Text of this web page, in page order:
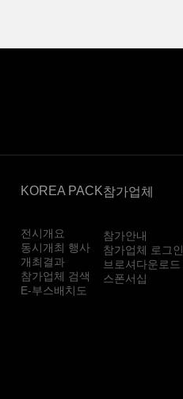
KOREA PACK
전시개요
동시개최 행사
개최결과
참가업체 검색
E-부스배치도
참가업체
참가안내
참가업체 로그인
브로셔다운로드
스폰서십